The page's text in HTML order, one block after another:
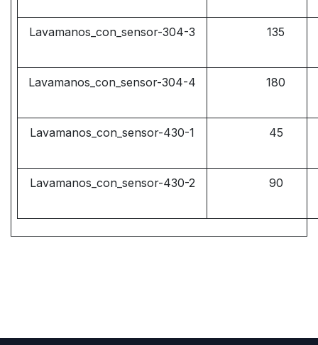
Lavamanos_con_sensor-304-3 135
Lavamanos_con_sensor-304-4 180
Lavamanos_con_sensor-430-1 45
Lavamanos_con_sensor-430-2 90